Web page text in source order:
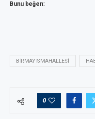
Bunu beğen:
BIRMAYISMAHALLESI
0